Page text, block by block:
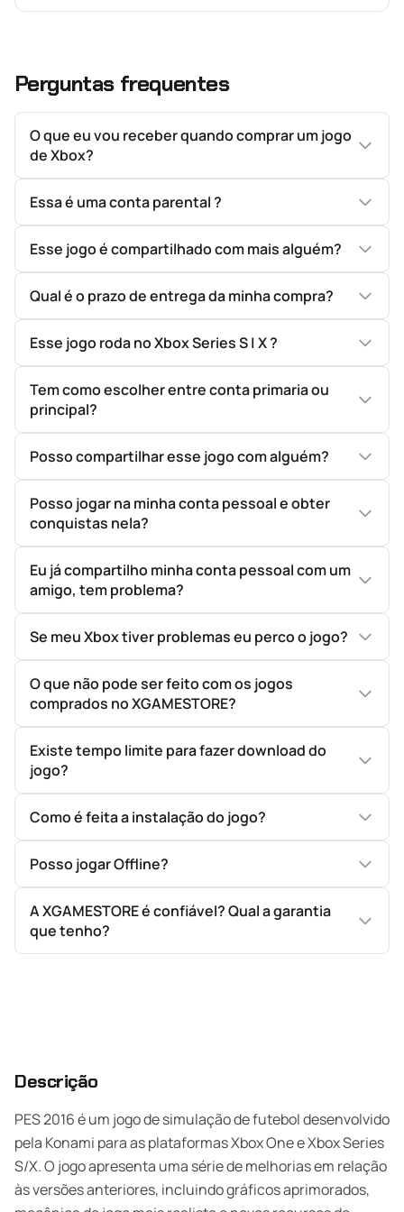
Perguntas frequentes
O que eu vou receber quando comprar um jogo
de Xbox?
Essa é uma conta parental ?
Esse jogo é compartilhado com mais alguém?
Qual é o prazo de entrega da minha compra?
Esse jogo roda no Xbox Series S | X ?
Tem como escolher entre conta primaria ou
principal?
Posso compartilhar esse jogo com alguém?
Posso jogar na minha conta pessoal e obter
conquistas nela?
Eu já compartilho minha conta pessoal com um
amigo, tem problema?
Se meu Xbox tiver problemas eu perco o jogo?
O que não pode ser feito com os jogos
comprados no XGAMESTORE?
Existe tempo limite para fazer download do
jogo?
Como é feita a instalação do jogo?
Posso jogar Offline?
A XGAMESTORE é confiável? Qual a garantia
que tenho?
Descrição
PES 2016 é um jogo de simulação de futebol desenvolvido
pela Konami para as plataformas Xbox One e Xbox Series
S/X. O jogo apresenta uma série de melhorias em relação
às versões anteriores, incluindo gráficos aprimorados,